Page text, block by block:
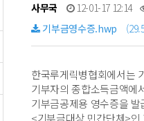
사무국
12-01-17 12:14
기부금영수증.hwp
한국루게릭병협회에서는
기부자의 종합소득금액에
기부금공제용 영수증을 발
<기부금대상 민간단체>